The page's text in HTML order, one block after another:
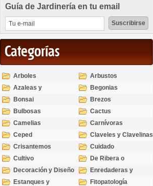
Guía de Jardinería en tu email
Categorías
Arboles
Arbustos
Azaleas y
Rododendros
Begonias
Bonsai
Brezos
Bulbosas
Cactus
Camelias
Carnívoras
Ceped
Claveles y Clavelinas
Crisantemos
Cuidado
Cultivo
De Ribera o
Palustres
Decoración y Diseño
Enredaderas y
cubresuelos
Estanques y
Fitopatología